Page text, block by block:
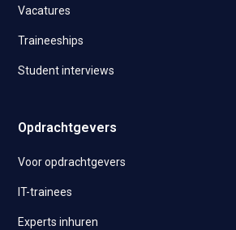
Vacatures
Traineeships
Student interviews
Opdrachtgevers
Voor opdrachtgevers
IT-trainees
Experts inhuren